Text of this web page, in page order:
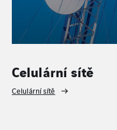
Celulární sítě
Celulární sítě